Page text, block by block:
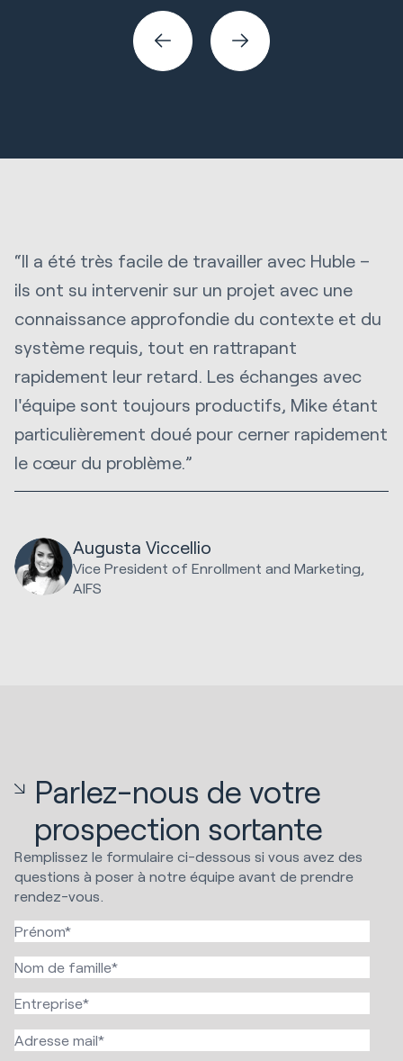
Augusta Viccellio
Vice President of Enrollment and Marketing,
AIFS
“Il a été très facile de travailler avec Huble –
ils ont su intervenir sur un projet avec une
connaissance approfondie du contexte et du
système requis, tout en rattrapant
rapidement leur retard. Les échanges avec
l'équipe sont toujours productifs, Mike étant
particulièrement doué pour cerner rapidement
le cœur du problème.”
Parlez-nous de votre
prospection sortante
Remplissez le formulaire ci-dessous si vous avez des
questions à poser à notre équipe avant de prendre
rendez-vous.